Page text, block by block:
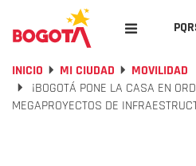
INICIO MI CIUDAD
MOVILIDAD
¡BOGOTÁ PONE LA CASA EN
MEGAPROYECTOS DE